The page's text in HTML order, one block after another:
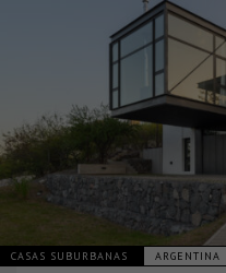
CASAS SUBURBANAS ARGENTINA